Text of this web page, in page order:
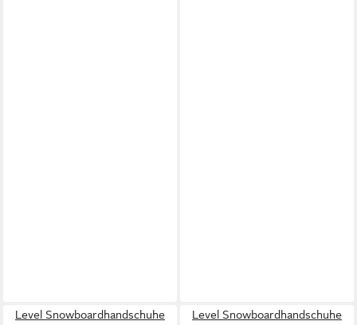
Level Snowboardhandschuhe
Level Snowboardhandschuhe